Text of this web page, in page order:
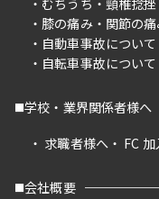
むちうち
頸椎捻挫
膝の痛み
関節の
自動車事故について
自転車事故について
学校・業界関係者様へ
求職者様へ
FC
会社概要